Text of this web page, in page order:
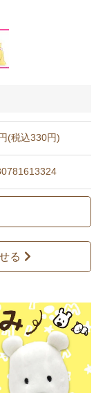
(税込330円)
る